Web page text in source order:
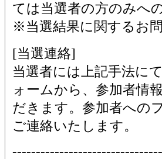
ては当選者の方のみへ
※当選結果に関するお
[当選連絡]
当選者には上記手法に
ォームから、参加者情
だきます。参加者への
ご連絡いたします。